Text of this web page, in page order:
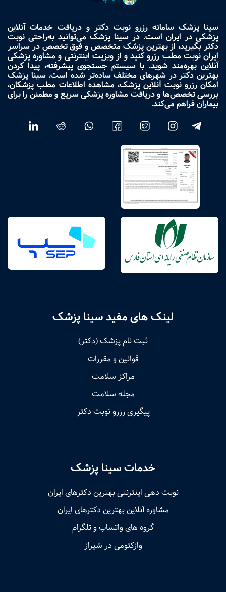
سینا پزشک سامانه رزرو نوبت دکتر و دریافت خدمات آنلاین
پزشکی در ایران است. در سینا پزشک می‌توانید به‌راحتی نوبت
دکتر بگیرید، از بهترین پزشک متخصص و فوق تخصص در سراسر
ایران نوبت مطب رزرو کنید و از ویزیت اینترنتی و مشاوره پزشکی
آنلاین بهره‌مند شوید. با سیستم جستجوی پیشرفته، پیدا کردن
بهترین دکتر در شهرهای مختلف ساده‌تر شده است. سینا پزشک
امکان رزرو نوبت آنلاین پزشک، مشاهده اطلاعات مطب پزشکان،
بررسی تخصص‌ها و دریافت مشاوره پزشکی سریع و مطمئن را برای
بیماران فراهم می‌کند.
لینک های مفید سینا پزشک
ثبت نام پزشک (دکتر)
قوانین و مقررات
مراکز سلامت
مجله سلامت
پیگیری رزرو نوبت دکتر
خدمات سینا پزشک
نوبت‌ دهی اینترنتی بهترین دکترهای ایران
مشاوره آنلاین بهترین دکترهای ایران
گروه های واتساپ و تلگرام
وازکتومی در شیراز